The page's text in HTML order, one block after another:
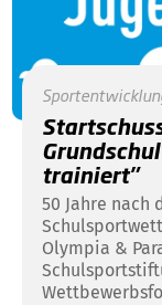
trainiert"
50 Jahre nach
Olympia &